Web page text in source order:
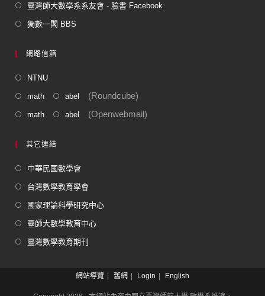
臺灣師大數學系系友會 - 臉書 Facebook
獨數一閣 BBS
網路信箱
NTNU
math abel (Roundcube)
math abel (Openwebmail)
其它連結
中華民國數學會
台灣數學教育學會
國家理論科學研究中心
臺師大數學教育中心
臺灣數學教育期刊
網站導覽 舊網 Login English